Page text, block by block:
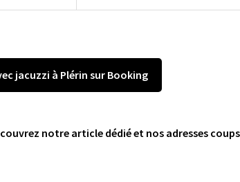
jacuzzi à Plérin sur Booking
notre article dédié et nos adresses